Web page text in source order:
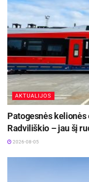
https://eismoinfo.lt.
AKTUALIJOS
Patogesnės
Radviliškio – jau šį
2026-08-05